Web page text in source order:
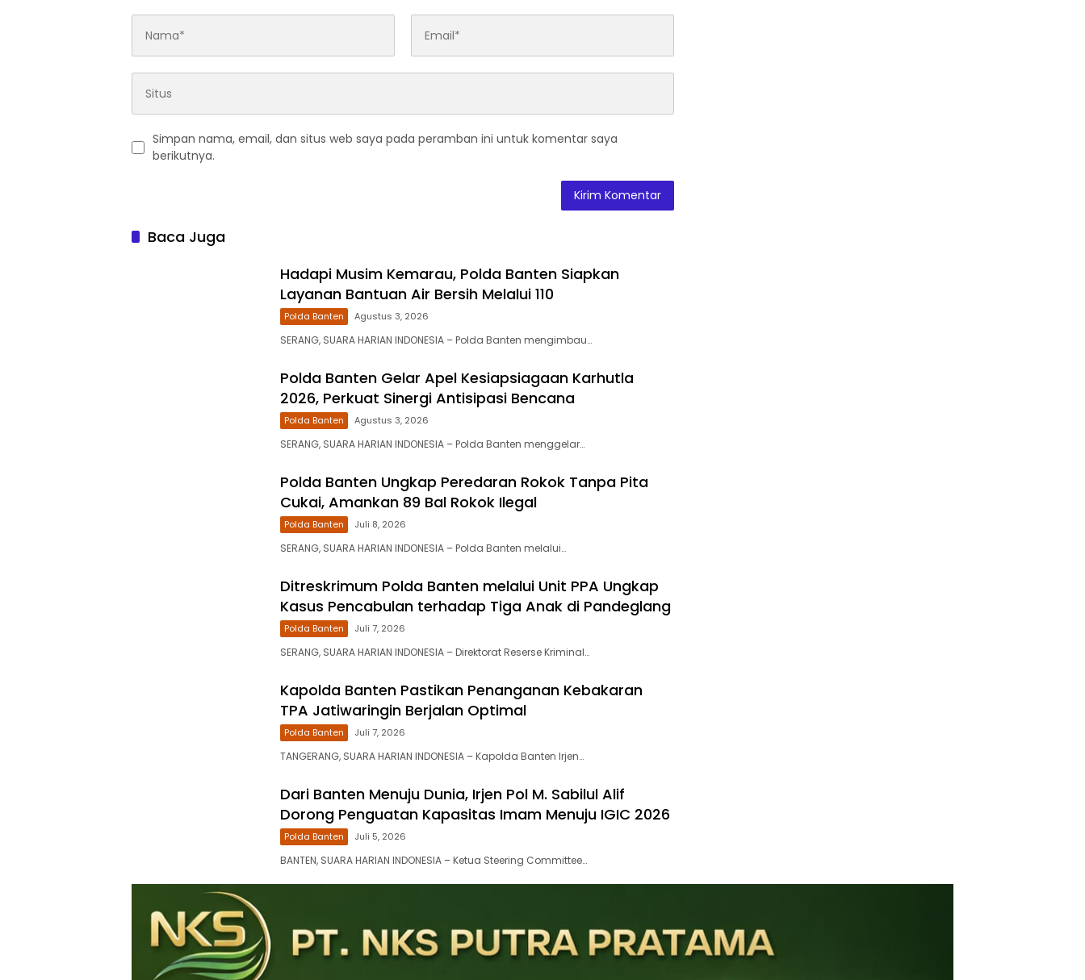
Simpan nama, email, dan situs web saya pada peramban ini untuk komentar saya
berikutnya.
Baca Juga
Hadapi Musim Kemarau, Polda Banten Siapkan
Layanan Bantuan Air Bersih Melalui 110
Polda Banten Agustus 3, 2026
SERANG, SUARA HARIAN INDONESIA – Polda Banten mengimbau…
Polda Banten Gelar Apel Kesiapsiagaan Karhutla
2026, Perkuat Sinergi Antisipasi Bencana
Polda Banten Agustus 3, 2026
SERANG, SUARA HARIAN INDONESIA – Polda Banten menggelar…
Polda Banten Ungkap Peredaran Rokok Tanpa Pita
Cukai, Amankan 89 Bal Rokok Ilegal
Polda Banten Juli 8, 2026
SERANG, SUARA HARIAN INDONESIA – Polda Banten melalui…
Ditreskrimum Polda Banten melalui Unit PPA Ungkap
Kasus Pencabulan terhadap Tiga Anak di Pandeglang
Polda Banten Juli 7, 2026
SERANG, SUARA HARIAN INDONESIA – Direktorat Reserse Kriminal…
Kapolda Banten Pastikan Penanganan Kebakaran
TPA Jatiwaringin Berjalan Optimal
Polda Banten Juli 7, 2026
TANGERANG, SUARA HARIAN INDONESIA – Kapolda Banten Irjen…
Dari Banten Menuju Dunia, Irjen Pol M. Sabilul Alif
Dorong Penguatan Kapasitas Imam Menuju IGIC 2026
Polda Banten Juli 5, 2026
BANTEN, SUARA HARIAN INDONESIA – Ketua Steering Committee…